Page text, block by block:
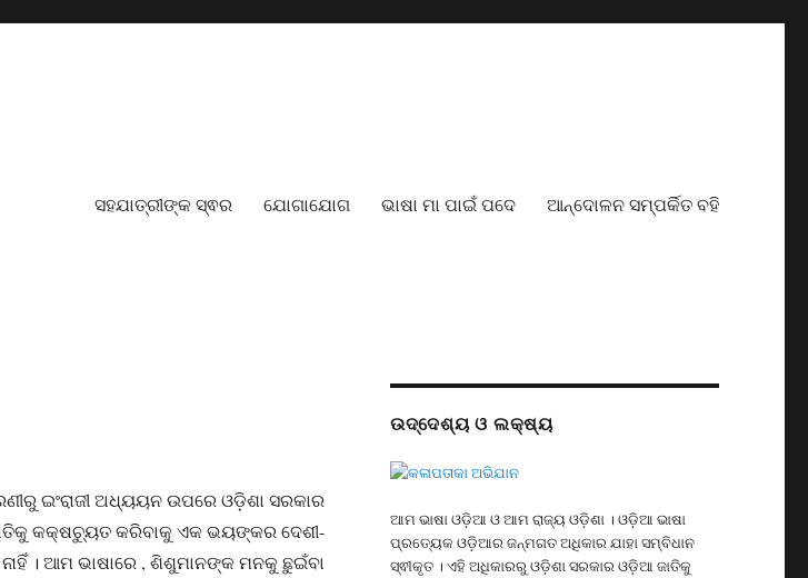
ସହଯାତ୍ରୀଙ୍କ ସ୍ଵର ଯୋଗାଯୋଗ ଭାଷା ମା ପାଇଁ ପଦେ ଆନ୍ଦୋଳନ ସମ୍ପର୍କିତ ବହି
ଇଂରାଜୀ ଅଧ୍ୟୟନ ଉପରେ ଓଡ଼ିଶା ସରକାର
କକ୍ଷଚ୍ୟୁତ କରିବାକୁ ଏକ ଭୟଙ୍କର ଦେଶୀ-
। ଆମ ଭାଷାରେ , ଶିଶୁମାନଙ୍କ ମନକୁ ଛୁଇଁବା
ଉଦ୍ଦେଶ୍ୟ ଓ ଲକ୍ଷ୍ୟ
ଆମ ଭାଷା ଓଡ଼ିଆ ଓ ଆମ ରାଜ୍ୟ ଓଡ଼ିଶା । ଓଡ଼ିଆ ଭାଷା
ପ୍ରତ୍ୟେକ ଓଡ଼ିଆର ଜନ୍ମଗତ ଅଧିକାର ଯାହା ସମ୍ବିଧାନ
ସ୍ଵୀକୃତ । ଏହି ଅଧିକାରରୁ ଓଡ଼ିଶା ସରକାର ଓଡ଼ିଆ ଜାତିକୁ